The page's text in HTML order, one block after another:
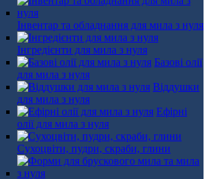
Інвентар та обладнання для мила з нуля
Інгредієнти для мила з нуля
Базові олії
для мила з нуля
Віддушки
для мила з нуля
Ефірні
олії для мила з нуля
Сухоцвіти, пудри, скраби, глини